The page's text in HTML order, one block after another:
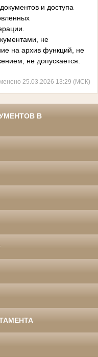
и доступа
не
на архив функций, не
не допускается.
25.03.2026 13:29 (МСК)
В